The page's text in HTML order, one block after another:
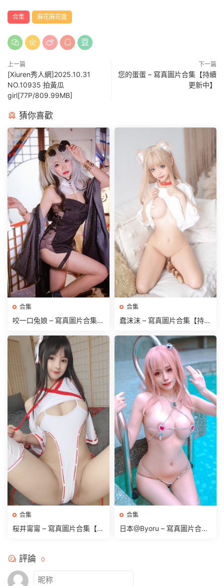
合集 麻花麻花醬
上一篇
[Xiuren秀人網]2025.10.31
NO.10935 拍黃瓜
girl[77P/809.99MB]
下一篇
您的蛋蛋 – 寫真圖片合集【持續
更新中】
猜你喜歡
合集
咬一口兔娘 – 寫真圖片合集
合集
蠢沫沫 – 寫真圖片合集【持續
合集
桜井甯甯 – 寫真圖片合集【持
合集
日本@Byoru – 寫真圖片合集
評論 0